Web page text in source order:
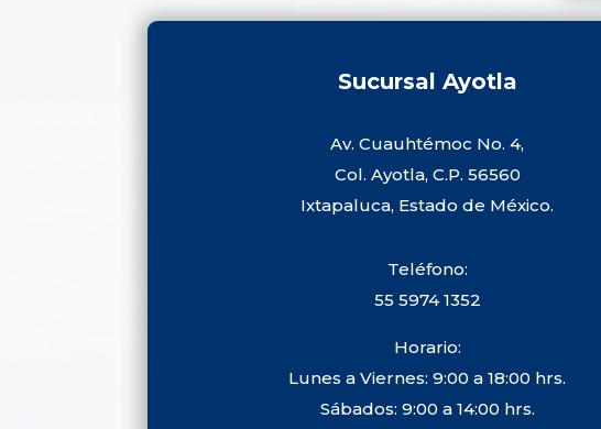
Sucursal Ayotla
Av. Cuauhtémoc No. 4,
Col. Ayotla, C.P. 56560
Ixtapaluca, Estado de México.
Teléfono:
55 5974 1352
Horario:
Lunes a Viernes: 9:00 a 18:00 hrs.
Sábados: 9:00 a 14:00 hrs.